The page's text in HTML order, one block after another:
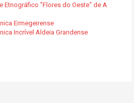
Etnográfico "Flores do Oeste" de A
Ermegeirense
Incrível Aldeia Grandense